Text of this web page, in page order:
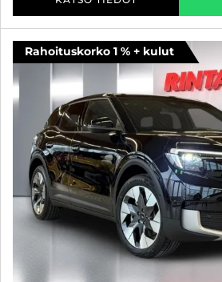
Rahoituskorko 1 % + kulut